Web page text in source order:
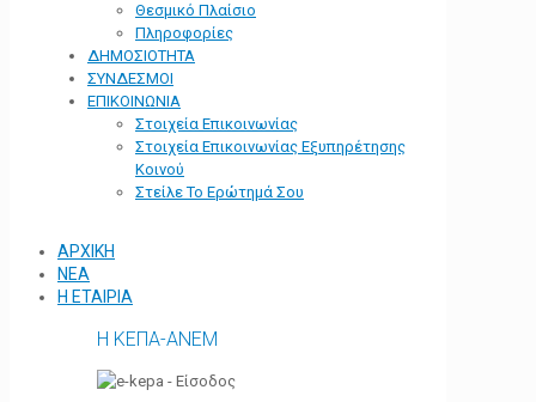
Θεσμικό Πλαίσιο
Πληροφορίες
ΔΗΜΟΣΙΟΤΗΤΑ
ΣΥΝΔΕΣΜΟΙ
ΕΠΙΚΟΙΝΩΝΙΑ
Στοιχεία Επικοινωνίας
Στοιχεία Επικοινωνίας Εξυπηρέτησης
Κοινού
Στείλε Το Ερώτημά Σου
ΑΡΧΙΚΗ
ΝΕΑ
Η ΕΤΑΙΡΙΑ
Η ΚΕΠΑ-ΑΝΕΜ